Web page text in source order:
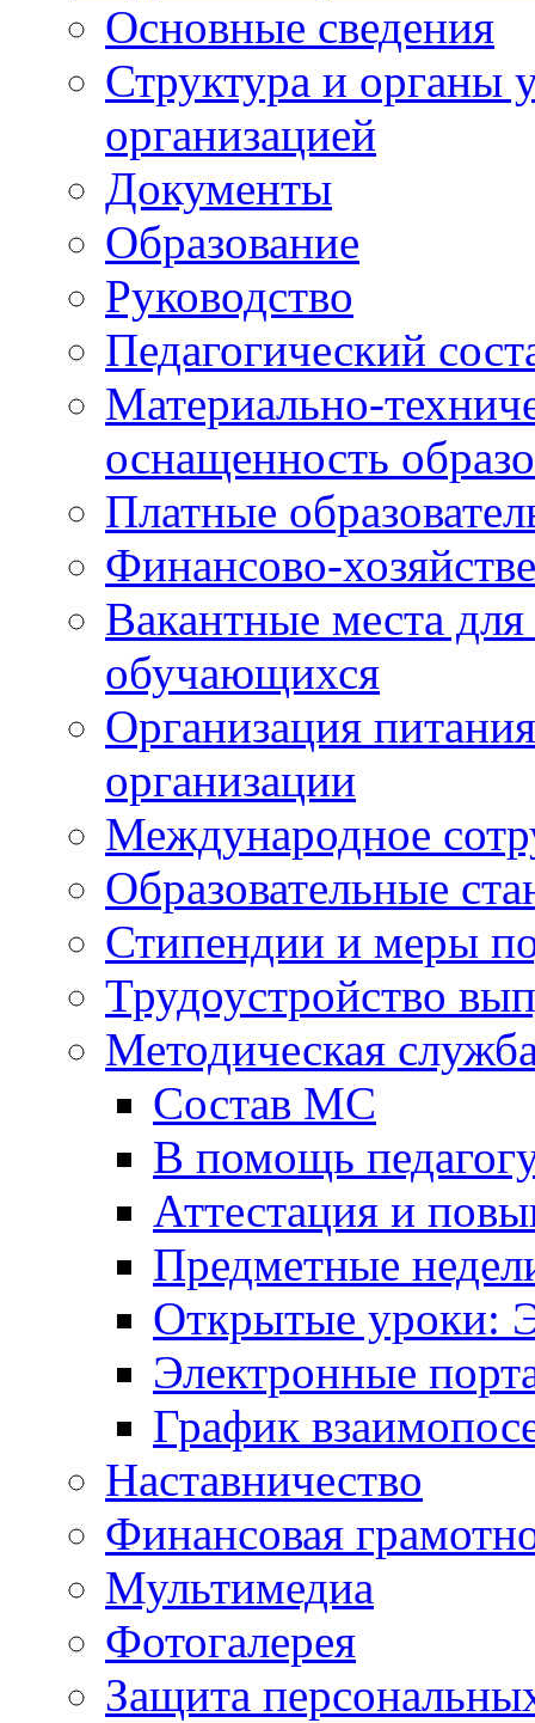
Основные сведения
Структура и органы
организацией
Документы
Образование
Руководство
Педагогический
Материально-
оснащенность
Платные
Финансово-
Вакантные места
обучающихся
Организация
организации
Международное
Образовательные
Стипендии и меры
Трудоустройство
Методическая
Состав МС
В помощь
Аттестация и
Предметные
Открытые уроки:
Электронные
График
Наставничество
Финансовая
Мультимедиа
Фотогалерея
Защита